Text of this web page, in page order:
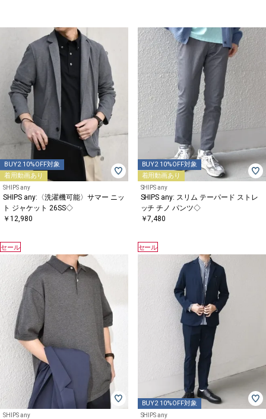
BUY2 10%OFF対象
着用動画あり
SHIPS any
SHIPS any:〈洗濯機可能〉サマー ニッ
ト ジャケット 26SS◇
￥12,980
BUY2 10%OFF対象
着用動画あり
SHIPS any
SHIPS any: スリム テーパード ストレ
ッチ チノ パンツ◇
￥7,480
セール
SHIPS any
セール
BUY2 10%OFF対象
SHIPS any